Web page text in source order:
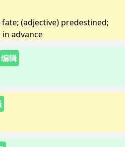
(adjective) predestined;
advance
编辑